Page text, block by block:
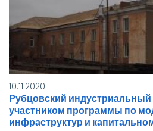
10.11.2020
Рубцовский индустриальный
участником программы по
инфраструктур и